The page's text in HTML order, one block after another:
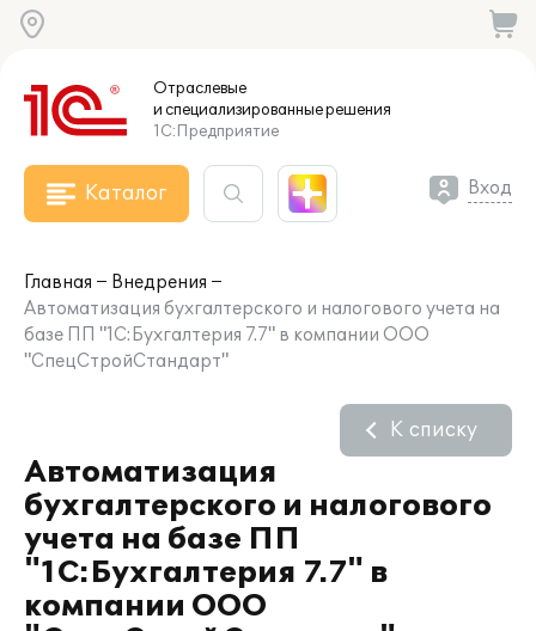
Отраслевые
и специализированныерешения
1С:Предприятие
Каталог Вход
Главная
Внедрения
Автоматизация бухгалтерского и налогового учета на
базе ПП "1С:Бухгалтерия 7.7" в компании ООО
"СпецСтройСтандарт"
Автоматизация
бухгалтерского и налогового
учета на базе ПП
"1С:Бухгалтерия 7.7" в
компании ООО
К списку